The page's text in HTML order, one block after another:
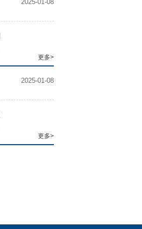
2025-01-08
更多>
2025-01-08
更多>